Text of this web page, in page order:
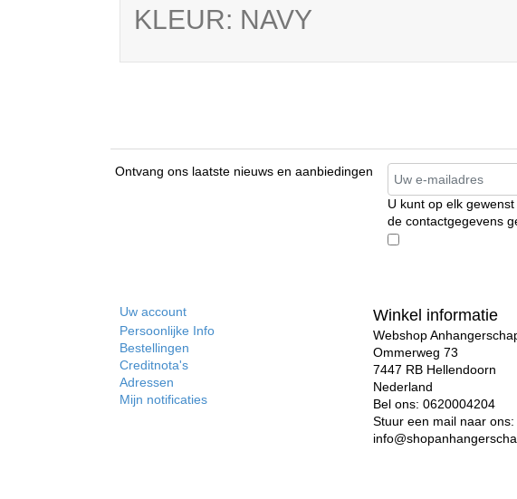
KLEUR: NAVY
Ontvang ons laatste nieuws en aanbiedingen
U kunt op elk
de contactgegevens
Uw account
Persoonlijke Info
Bestellingen
Creditnota's
Adressen
Mijn notificaties
Winkel informatie
Webshop
Ommerweg 73
7447 RB Hellendoorn
Nederland
Bel ons: 0620004204
Stuur een mail naar ons: